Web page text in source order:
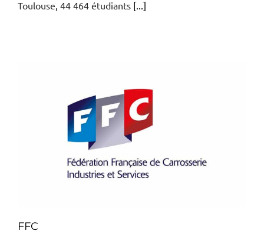
Toulouse, 44 464 étudiants [...]
FFC